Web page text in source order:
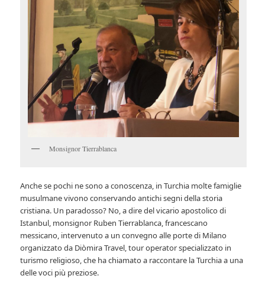
Monsignor Tierrablanca
Anche se pochi ne sono a conoscenza, in Turchia molte famiglie
musulmane vivono conservando antichi segni della storia
cristiana. Un paradosso? No, a dire del vicario apostolico di
Istanbul, monsignor Ruben Tierrablanca, francescano
messicano, intervenuto a un convegno alle porte di Milano
organizzato da Diòmira Travel, tour operator specializzato in
turismo religioso, che ha chiamato a raccontare la Turchia a una
delle voci più preziose.